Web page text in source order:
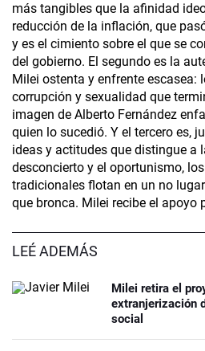
más tangibles que la afinidad
reducción de la inflación, que
y es el cimiento sobre el que se
del gobierno. El segundo es la
Milei ostenta y enfrente escasea:
corrupción y sexualidad que
imagen de Alberto Fernández
quien lo sucedió. Y el tercero es,
ideas y actitudes que distingue a
desconcierto y el oportunismo,
tradicionales flotan en un no
que bronca. Milei recibe el apoyo
LEÉ ADEMÁS
Milei retira el
extranjerización
social